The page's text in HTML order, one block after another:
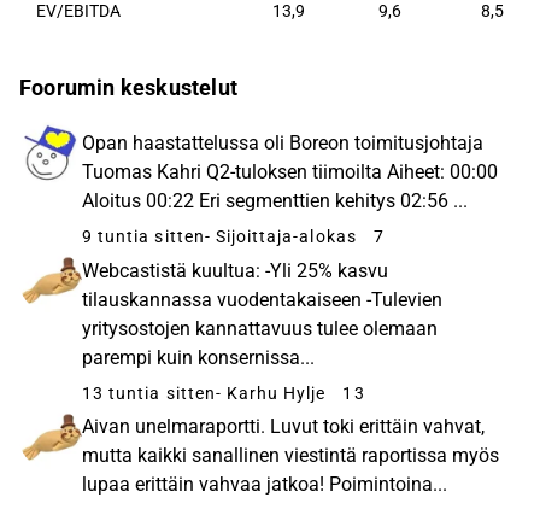
EV/EBITDA 13,9 9,6 8,5
Foorumin keskustelut
Opan haastattelussa oli Boreon toimitusjohtaja
Tuomas Kahri Q2-tuloksen tiimoilta Aiheet: 00:00
Aloitus 00:22 Eri segmenttien kehitys 02:56 ...
9 tuntia sitten- Sijoittaja-alokas 7
Webcastistä kuultua: -Yli 25% kasvu
tilauskannassa vuodentakaiseen -Tulevien
yritysostojen kannattavuus tulee olemaan
parempi kuin konsernissa...
13 tuntia sitten- Karhu Hylje 13
Aivan unelmaraportti. Luvut toki erittäin vahvat,
mutta kaikki sanallinen viestintä raportissa myös
lupaa erittäin vahvaa jatkoa! Poimintoina...